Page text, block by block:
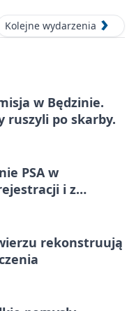
Kolejne wydarzenia
w Będzinie.
ruszyli po skarby.
PSA w
i z
rekonstruują